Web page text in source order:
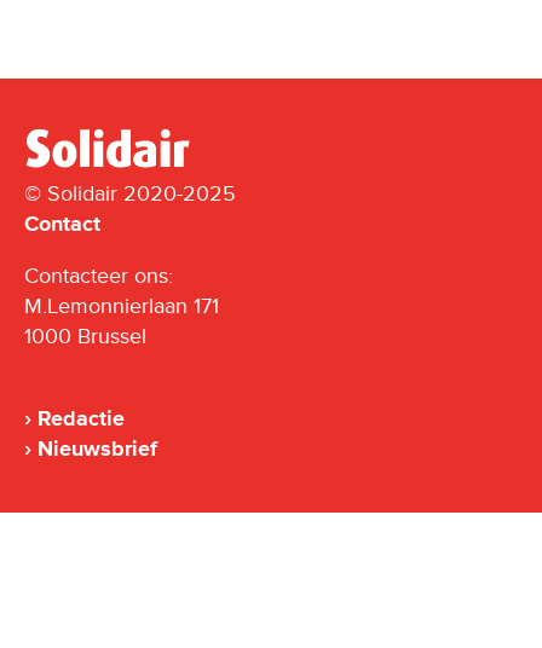
© Solidair 2020-2025
Contact
Contacteer ons:
M.Lemonnierlaan 171
1000 Brussel
Redactie
Nieuwsbrief